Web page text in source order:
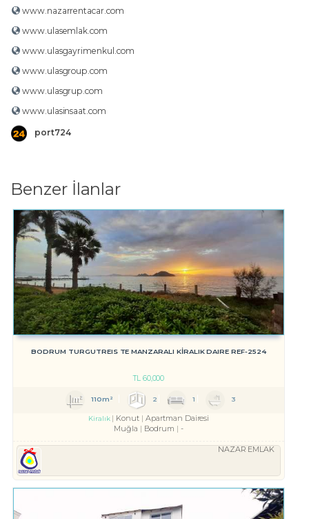
www.nazarrentacar.com
www.ulasemlak.com
www.ulasgayrimenkul.com
www.ulasgroup.com
www.ulasgrup.com
www.ulasinsaat.com
port724
Benzer İlanlar
BODRUM TURGUTREIS TE MANZARALI KİRALIK DAIRE REF-2524
TL60,000
110m² 2 1 3
Kiralık Konut
Apartman Dairesi
Muğla
Bodrum -
NAZAR EMLAK